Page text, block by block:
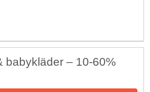
babykläder – 10-60%